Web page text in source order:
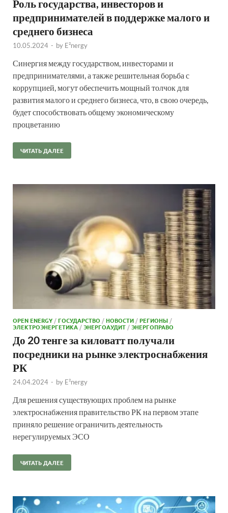
Роль государства, инвесторов и
предпринимателей в поддержке малого и
среднего бизнеса
10.05.2024 - by E²nergy
Синергия между государством, инвесторами и
предпринимателями, а также решительная борьба с
коррупцией, могут обеспечить мощный толчок для
развития малого и среднего бизнеса, что, в свою очередь,
будет способствовать общему экономическому
процветанию
ЧИТАТЬ ДАЛЕЕ
OPEN ENERGY/ГОСУДАРСТВО /НОВОСТИ/РЕГИОНЫ/
ЭЛЕКТРОЭНЕРГЕТИКА/ЭНЕРГОАУДИТ/ЭНЕРГОПРАВО
До 20 тенге за киловатт получали
посредники на рынке электроснабжения
РК
24.04.2024 - by E²nergy
Для решения существующих проблем на рынке
электроснабжения правительство РК на первом этапе
приняло решение ограничить деятельность
нерегулируемых ЭСО
ЧИТАТЬ ДАЛЕЕ